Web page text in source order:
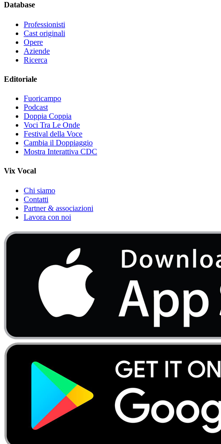
Database
Professionisti
Cast originali
Opere
Aziende
Ricerca
Editoriale
Fuoricampo
Podcast
Doppia Coppia
Voci Tra Le Onde
Festival della Voce
Cambia il Doppiaggio
Mostra Interattiva CDC
Vix Vocal
Chi siamo
Contatti
Partner & associazioni
Lavora con noi